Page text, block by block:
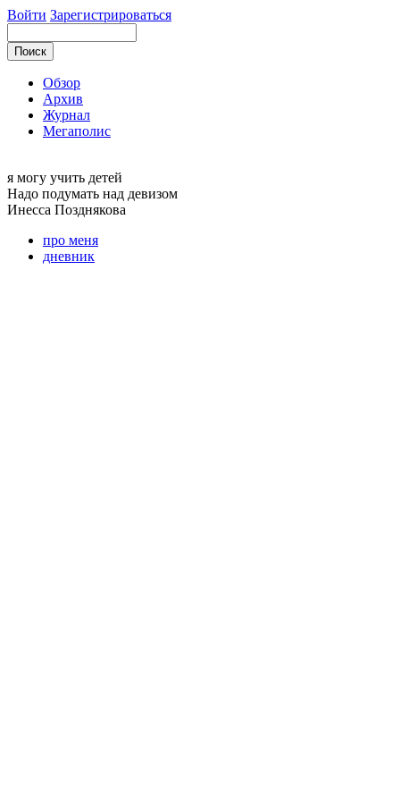
Войти Зарегистрироваться
Обзор
Архив
Журнал
Мегаполис
я могу учить детей
Надо подумать над девизом
Инесса Позднякова
про меня
дневник